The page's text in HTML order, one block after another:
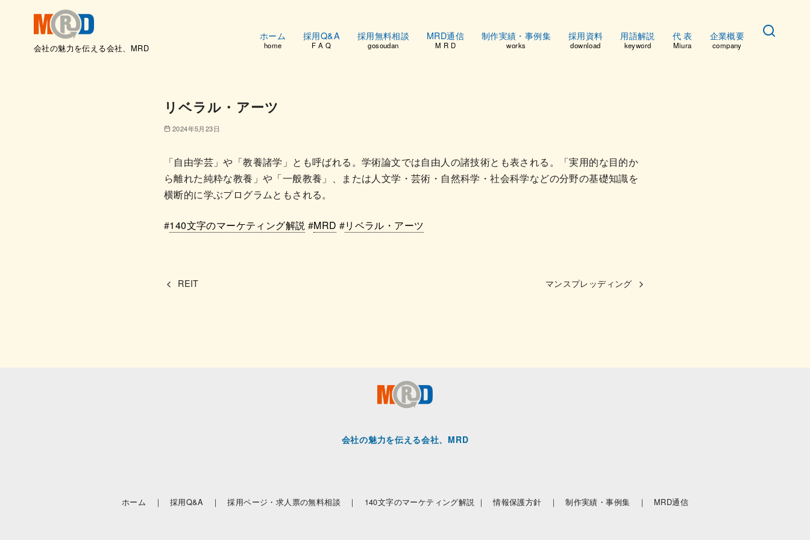
会社の魅力を伝える会社、MRD
ホーム
home
採用Q&A
F A Q
採用無料相談
gosoudan
MRD通信
M R D
制作実績・事例集
works
採用資料
download
用語解説
keyword
代 表
Miura
企業概要
company
リベラル・アーツ
2024年5月23日
「自由学芸」や「教養諸学」とも呼ばれる。学術論文では自由人の諸技術とも表される。「実用的な目的か
ら離れた純粋な教養」や「一般教養」、または人文学・芸術・自然科学・社会科学などの分野の基礎知識を
横断的に学ぶプログラムともされる。
#140文字のマーケティング解説 #MRD #リベラル・アーツ
REIT マンスプレッディング
会社の魅力を伝える会社、MRD
ホーム ｜ 採用Q&A ｜ 採用ページ・求人票の無料相談 ｜ 140文字のマーケティング解説 ｜ 情報保護方針 ｜ 制作実績・事例集 ｜ MRD通信